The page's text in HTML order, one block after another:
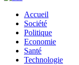
Accueil
Société
Politique
Economie
Santé
Technologie